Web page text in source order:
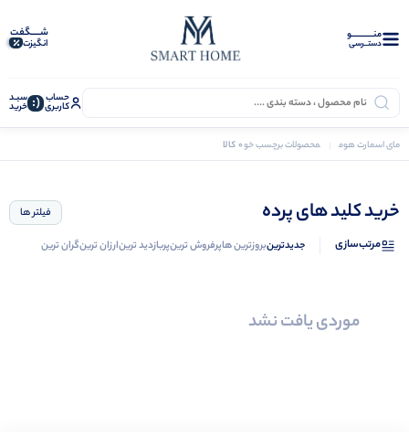
منــــــــــــو
دستــرسی
شـــــگفت
انگیزت
حساب
کاربری (: سبـد
خرید
مای اسمارت هوم محصولات برچسب خورده “خرید کلید های پرده”
0 کالا
خرید کلید های پرده فیلتر ها
مرتب‌سازی جدیدترینبروزترین هاپرفروش ترینپربازدید ترینارزان ترینگران ترین
موردی یافت نشد